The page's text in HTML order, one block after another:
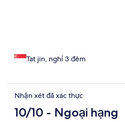
Tat jin, nghỉ 3 đêm
Nhận xét đã xác thực
10/10 - Ngoại hạng